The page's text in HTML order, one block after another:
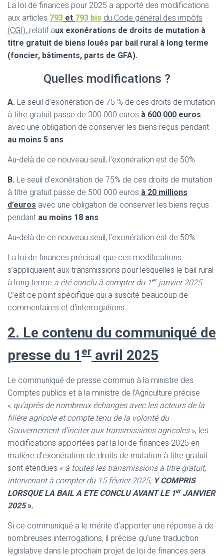
La loi de finances pour 2025 a apporté des modifications
aux articles 793 et 793 bis du Code général des impôts
(CGI), relatif aux exonérations de droits de mutation à
titre gratuit de biens loués par bail rural à long terme
(foncier, bâtiments, parts de GFA).
Quelles modifications ?
A. Le seuil d’exonération de 75 % de ces droits de mutation
à titre gratuit passe de 300 000 euros à 600 000 euros
avec une obligation de conserver les biens reçus pendant
au moins 5 ans.
Au-delà de ce nouveau seuil, l’exonération est de 50%.
B. Le seuil d’exonération de 75% de ces droits de mutation
à titre gratuit passe de 500 000 euros à 20 millions
d’euros avec une obligation de conserver les biens reçus
pendant au moins 18 ans.
Au-delà de ce nouveau seuil, l’exonération est de 50%.
La loi de finances précisait que ces modifications
s’appliquaient aux transmissions pour lesquelles le bail rural
à long terme a été conclu à compter du 1erjanvier 2025.
C’est ce point spécifique qui a suscité beaucoup de
commentaires et d’interrogations.
2. Le contenu du communiqué de
presse du 1 er avril 2025
Le communiqué de presse commun à la ministre des
Comptes publics et à la ministre de l’Agriculture précise
« qu’après de nombreux échanges avec les acteurs de la
filière agricole et compte tenu de la volonté du
Gouvernement d’inciter aux transmissions agricoles», les
modifications apportées par la loi de finances 2025 en
matière d’exonération de droits de mutation à titre gratuit
sont étendues « à toutes les transmissions à titre gratuit,
intervenant à compter du 15 février 2025, Y COMPRIS
LORSQUE LA BAIL A ETE CONCLU AVANT LE 1erJANVIER
2025».
Si ce communiqué a le mérite d’apporter une réponse à de
nombreuses interrogations, il précise qu’une traduction
législative dans le prochain projet de loi de finances sera